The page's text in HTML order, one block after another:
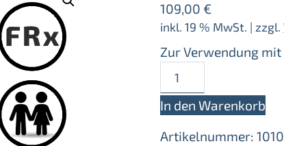
109,00 €
inkl. 19 % MwSt. | zzgl.
Zur Verwendung
AED
FRx
Kinderschlüssel/
Menge
In den Warenkorb
Artikelnummer: